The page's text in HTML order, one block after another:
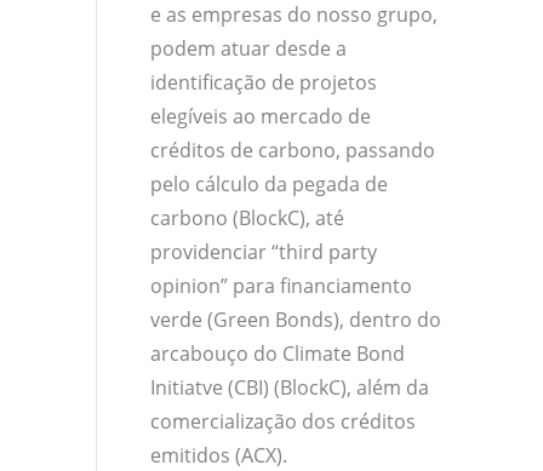
e as empresas do nosso grupo,
podem atuar desde a
identificação de projetos
elegíveis ao mercado de
créditos de carbono, passando
pelo cálculo da pegada de
carbono (BlockC), até
providenciar “third party
opinion” para financiamento
verde (Green Bonds), dentro do
arcabouço do Climate Bond
Initiatve (CBI) (BlockC), além da
comercialização dos créditos
emitidos (ACX).